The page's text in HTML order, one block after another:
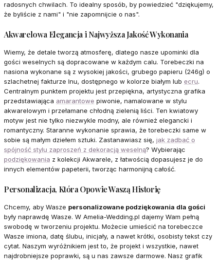
radosnych chwilach. To idealny sposób, by powiedzieć "dziękujemy,
że byliście z nami" i "nie zapomnijcie o nas".
Akwarelowa Elegancja i Najwyższa Jakość Wykonania
Wiemy, że detale tworzą atmosferę, dlatego nasze upominki dla
gości weselnych są dopracowane w każdym calu. Torebeczki na
nasiona wykonane są z wysokiej jakości, grubego papieru (246g) o
szlachetnej fakturze lnu, dostępnego w kolorze białym lub ecru.
Centralnym punktem projektu jest przepiękna, artystyczna grafika
przedstawiająca amarantowe piwonie, namalowane w stylu
akwarelowym i przełamane chłodną zielenią liści. Ten kwiatowy
motyw jest nie tylko niezwykle modny, ale również elegancki i
romantyczny. Staranne wykonanie sprawia, że torebeczki same w
sobie są małym dziełem sztuki. Zastanawiasz się, jak zadbać o
spójność stylu zaproszeń z dekoracją weselną? Wybierając
podziękowania z kolekcji Akwarele, z łatwością dopasujesz je do
innych elementów papeterii, tworząc harmonijną całość.
Personalizacja, Która Opowie Waszą Historię
Chcemy, aby Wasze personalizowane podziękowania dla gości
były naprawdę Wasze. W Amelia-Wedding.pl dajemy Wam pełną
swobodę w tworzeniu projektu. Możecie umieścić na torebeczce
Wasze imiona, datę ślubu, inicjały, a nawet krótki, osobisty tekst czy
cytat. Naszym wyróżnikiem jest to, że projekt i wszystkie, nawet
najdrobniejsze poprawki, są u nas zawsze darmowe. Nasz grafik